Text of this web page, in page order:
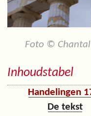
Foto © Chantal
Inhoudstabel
Handelingen
De tekst